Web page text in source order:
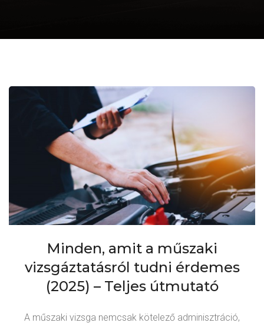
Minden, amit a műszaki
vizsgáztatásról tudni érdemes
(2025) – Teljes útmutató
A műszaki vizsga nemcsak kötelező adminisztráció,